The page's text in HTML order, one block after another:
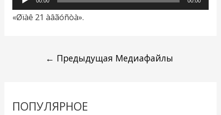
«Øïàê 21 àâãóñòà».
← Предыдущая Медиафайлы
ПОПУЛЯРНОЕ